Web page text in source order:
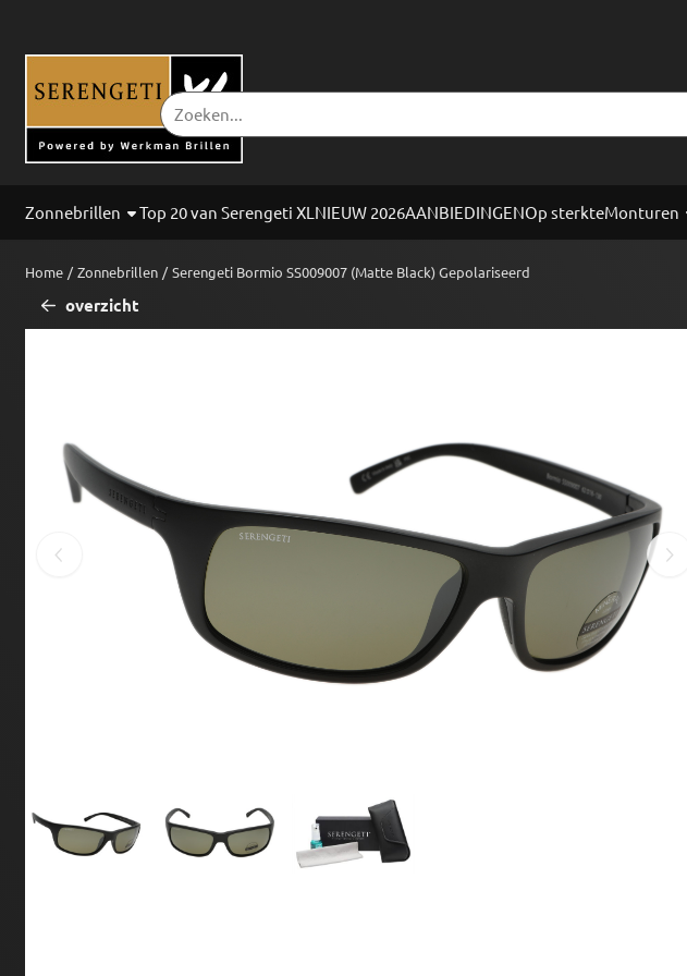
Zoeken
Zonnebrillen Top 20 van Serengeti XL NIEUW 2026AANBIEDINGENOp sterkteMonturen
Home / Zonnebrillen / Serengeti Bormio SS009007 (Matte Black) Gepolariseerd
overzicht